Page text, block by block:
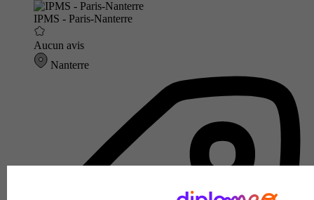
IPMS - Paris-Nanterre
Aucun avis
Nanterre